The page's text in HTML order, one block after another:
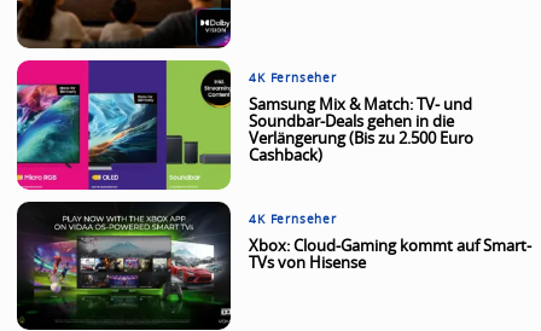
4K Fernseher
Samsung Mix & Match: TV- und
Soundbar-Deals gehen in die
Verlängerung (Bis zu 2.500 Euro
Cashback)
4K Fernseher
Xbox: Cloud-Gaming kommt auf Smart-
TVs von Hisense